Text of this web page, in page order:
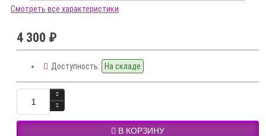
Смотреть все характеристики
4 300 ₽
Доступность: На складе
В КОРЗИНУ